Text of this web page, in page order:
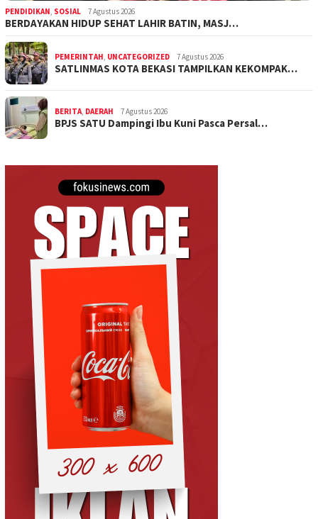
PENDIDIKAN, SOSIAL 7 Agustus 2026
BERDAYAKAN HIDUP SEHAT LAHIR BATIN, MASJ…
PEMERINTAH, UNCATEGORIZED 7 Agustus 2026
SATLINMAS KOTA BEKASI TAMPILKAN KEKOMPAK…
BERITA, DAERAH 7 Agustus 2026
BPJS SATU Dampingi Ibu Kuni Pasca Persal…